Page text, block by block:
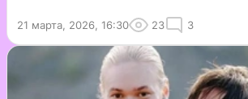
21 марта, 2026, 16:30 23 3